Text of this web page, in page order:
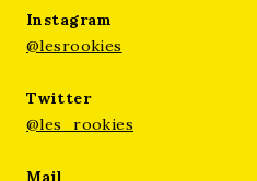
Instagram
@lesrookies
Twitter
@les_rookies
Mail